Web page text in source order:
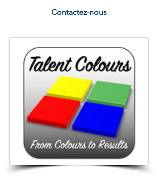
Contactez-nous